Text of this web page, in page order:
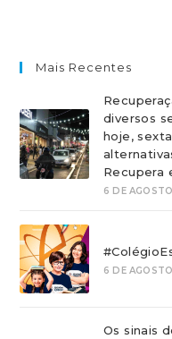
Mais Recentes
diversos
hoje,
Recupera
6 DE
6 DE
Os sinais